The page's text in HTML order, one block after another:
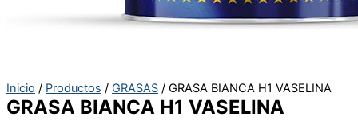
Inicio / Productos / GRASAS / GRASA BIANCA H1 VASELINA
GRASA BIANCA H1 VASELINA